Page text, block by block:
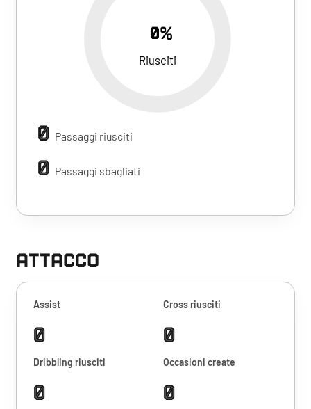
0%
Riusciti
0 Passaggi riusciti
0 Passaggi sbagliati
ATTACCO
Assist
0
Cross riusciti
0
Dribbling riusciti
0
Occasioni create
0